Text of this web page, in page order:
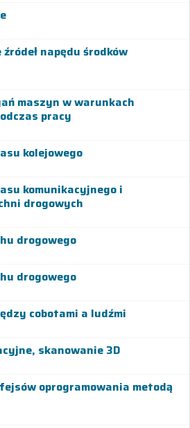
napędu środków
maszyn w warunkach
pracy
kolejowego
komunikacyjnego i
drogowych
drogowego
drogowego
cobotami a ludźmi
skanowanie 3D
oprogramowania metodą